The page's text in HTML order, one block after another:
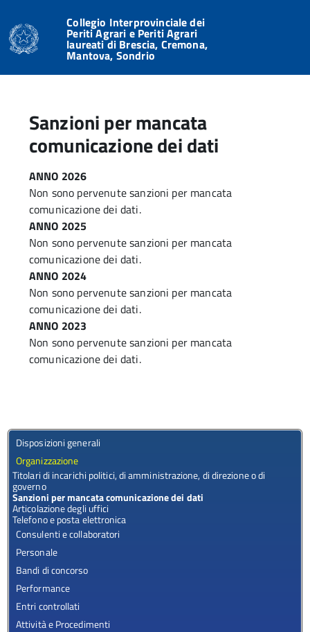
Collegio Interprovinciale dei
Periti Agrari e Periti Agrari
laureati di Brescia, Cremona,
Mantova, Sondrio
Sanzioni per mancata
comunicazione dei dati
ANNO 2026
Non sono pervenute sanzioni per mancata
comunicazione dei dati.
ANNO 2025
Non sono pervenute sanzioni per mancata
comunicazione dei dati.
ANNO 2024
Non sono pervenute sanzioni per mancata
comunicazione dei dati.
ANNO 2023
Non sono pervenute sanzioni per mancata
comunicazione dei dati.
Disposizioni generali
Organizzazione
Titolari di incarichi politici, di amministrazione, di direzione o di
governo
Sanzioni per mancata comunicazione dei dati
Articolazione degli uffici
Telefono e posta elettronica
Consulenti e collaboratori
Personale
Bandi di concorso
Performance
Entri controllati
Attività e Procedimenti